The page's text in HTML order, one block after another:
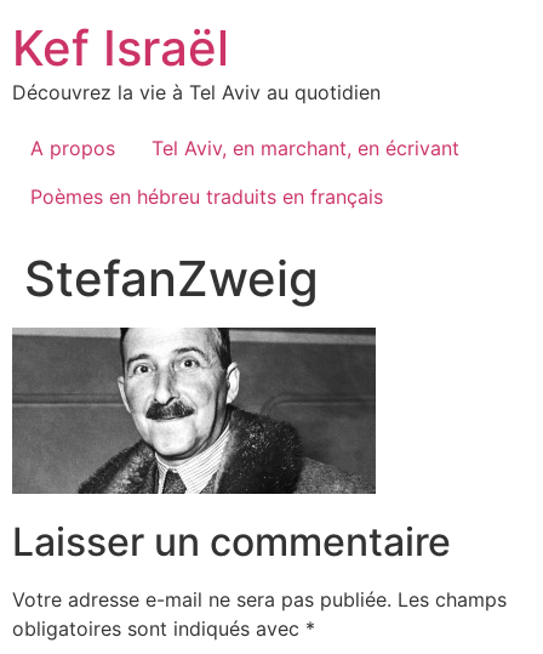
content
Kef Israël
Découvrez la vie à Tel Aviv au quotidien
A propos
Tel Aviv, en marchant, en écrivant
Poèmes en hébreu traduits en français
StefanZweig
Laisser un commentaire
Votre adresse e-mail ne sera pas publiée. Les champs
obligatoires sont indiqués avec *